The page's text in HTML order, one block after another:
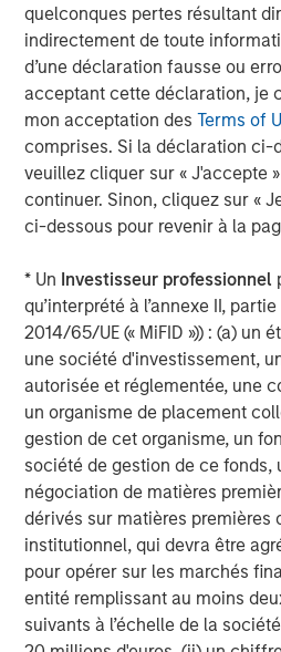
quelconques pertes résultant
indirectement de toute
d’une déclaration fausse ou
acceptant cette déclaration, je
mon acceptation desTerms of
comprises. Si la déclaration ci-
veuillez cliquer sur « J'accepte
continuer. Sinon, cliquez sur «
ci-dessous pour revenir à la
* Un Investisseur professionnel
qu’interprété à l’annexe II,
2014/65/UE (« MiFID »)) : (a) un
une société d'investissement,
autorisée et réglementée, une
un organisme de placement
gestion de cet organisme, un
société de gestion de ce fonds,
négociation de matières
dérivés sur matières premières
institutionnel, qui devra être
pour opérer sur les marchés
entité remplissant au moins
suivants à l’échelle de la
ARTICLE
Real Estate Midyear
Constructive Amid Fluid
The current
despite elevated volatility and
central banks hawkish, real
offer attractive relative value,
25% repricing, durable
constrained supply. In this
diversified portfolios and
investing remain critical.
7 AOÛT 2026
RISK CONSIDERATIONS
There is no assurance that a
objective. Portfolios are subject to